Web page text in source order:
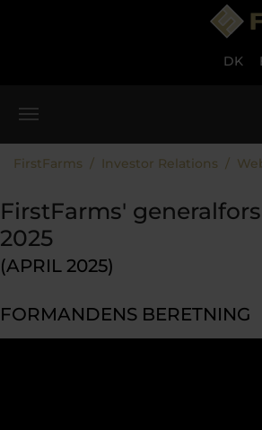
DK
FirstFarms Investor Relations
FirstFarms'
2025
(APRIL 2025)
FORMANDENS BERETNING